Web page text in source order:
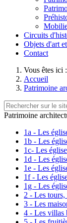
Circuits
Objets d'art
Contact
Vous êtes ici :
Accueil
Patrimoine
Patrimoine
1a - Les
1b - Les
1c- Les
1d - Les
1e - Les
1f - Les
1g - Les
2 - Les tours,
3 - Les
4 - Les villas